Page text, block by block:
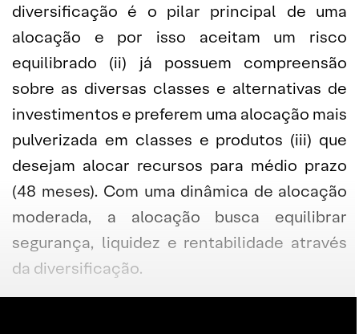
diversificação é o pilar principal de uma
alocação e por isso aceitam um risco
equilibrado (ii) já possuem compreensão
sobre as diversas classes e alternativas de
investimentos e preferem uma alocação mais
pulverizada em classes e produtos (iii) que
desejam alocar recursos para médio prazo
(48 meses). Com uma dinâmica de alocação
moderada, a alocação busca equilibrar
segurança, liquidez e rentabilidade através
da diversificação.